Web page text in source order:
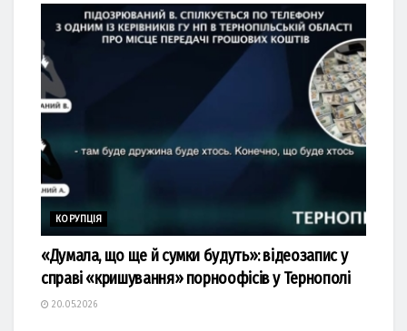
КОРУПЦІЯ
«Думала, що ще й сумки будуть»: відеозапис у
справі «кришування» порноофісів у Тернополі
20.05.2026